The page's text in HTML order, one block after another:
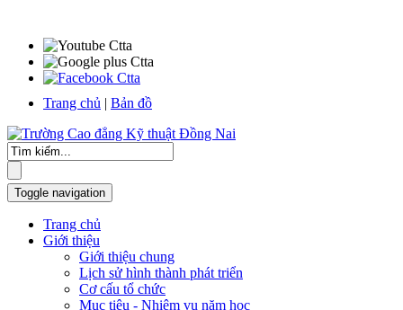
Trang chủ | Bản đồ
Toggle navigation
Trang chủ
Giới thiệu
Giới thiệu chung
Lịch sử hình thành phát triển
Cơ cấu tổ chức
Mục tiêu - Nhiệm vụ năm học